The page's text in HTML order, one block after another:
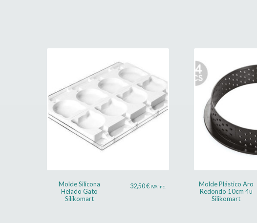
Molde Silicona
Helado Gato
Silikomart
32,50€ IVA inc.
Molde Plástico Aro
Redondo 10cm 4u
Silikomart